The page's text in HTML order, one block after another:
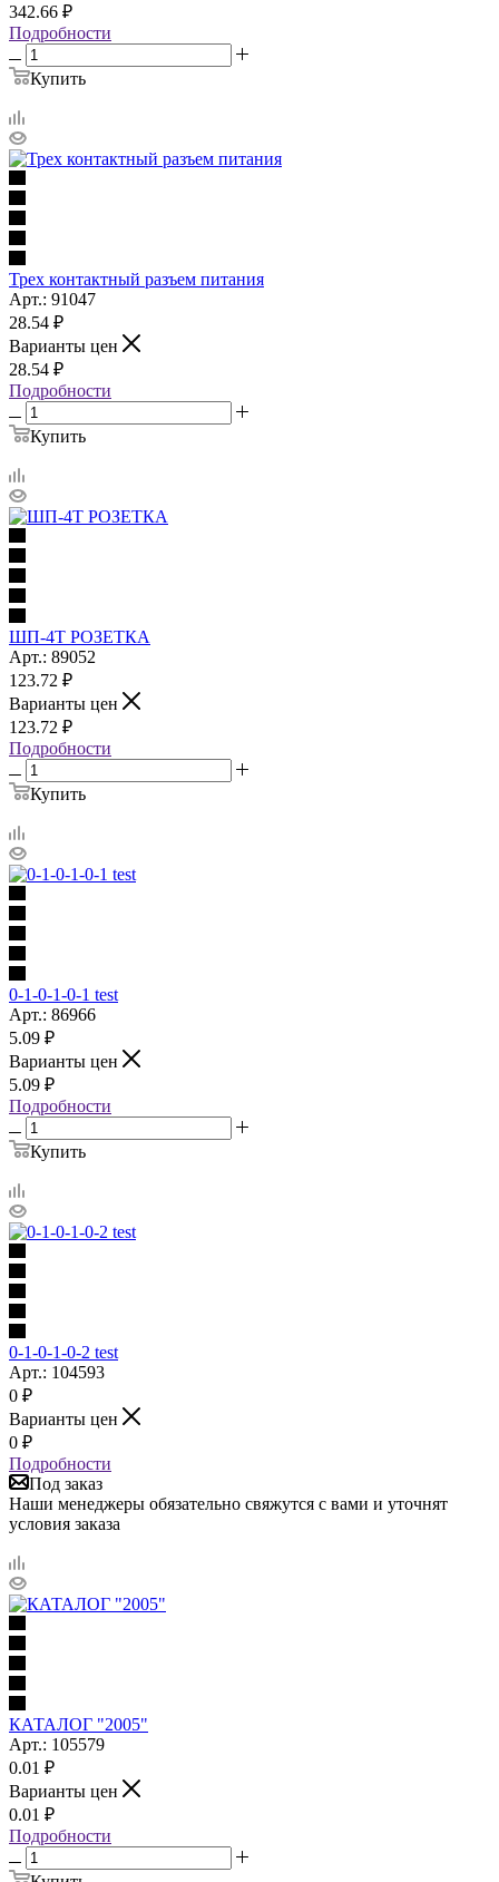
342.66 ₽
Подробности
Купить
Трех контактный разъем питания
Арт.: 91047
28.54 ₽
Варианты цен
28.54 ₽
Подробности
Купить
ШП-4Т РОЗЕТКА
Арт.: 89052
123.72 ₽
Варианты цен
123.72 ₽
Подробности
Купить
0-1-0-1-0-1 test
Арт.: 86966
5.09 ₽
Варианты цен
5.09 ₽
Подробности
Купить
0-1-0-1-0-2 test
Арт.: 104593
0 ₽
Варианты цен
0 ₽
Подробности
Под заказ
Наши менеджеры обязательно свяжутся с вами и уточнят
условия заказа
КАТАЛОГ "2005"
Арт.: 105579
0.01 ₽
Варианты цен
0.01 ₽
Подробности